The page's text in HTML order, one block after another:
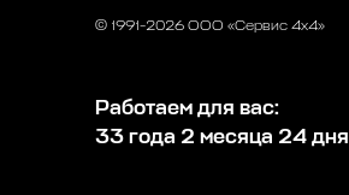
© 1991-2026 ООО «Сервис 4х4»
Работаем для вас:
33 года 2 месяца 24 дня